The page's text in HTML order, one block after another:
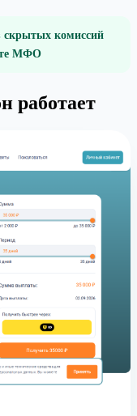
комиссий
МФО
работает